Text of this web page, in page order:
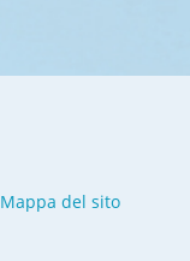
Mappa del sito